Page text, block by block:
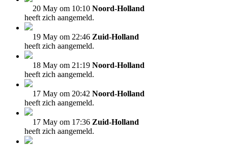
20 May om 10:10 Noord-Holland
heeft zich aangemeld.
19 May om 22:46 Zuid-Holland
heeft zich aangemeld.
18 May om 21:19 Noord-Holland
heeft zich aangemeld.
17 May om 20:42 Noord-Holland
heeft zich aangemeld.
17 May om 17:36 Zuid-Holland
heeft zich aangemeld.